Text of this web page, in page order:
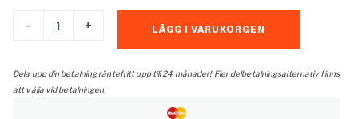
-
plåt
mängd
+ LÄGG I VARUKORGEN
Dela upp din betalning räntefritt upp till 24 månader! Fler delbetalningsalternativ finns
att välja vid betalningen.